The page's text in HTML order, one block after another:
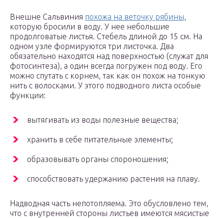
Внешне Сальвиния похожа на веточку рябины,
которую бросили в воду. У нее небольшие
продолговатые листья. Стебель длиной до 15 см. На
одном узле формируются три листочка. Два
обязательно находятся над поверхностью (служат для
фотосинтеза), а один всегда погружен под воду. Его
можно спутать с корнем, так как он похож на тонкую
нить с волосками. У этого подводного листа особые
функции:
вытягивать из воды полезные вещества;
хранить в себе питательные элементы;
образовывать органы спороношения;
способствовать удержанию растения на плаву.
Надводная часть непотопляема. Это обусловлено тем,
что с внутренней стороны листьев имеются мясистые